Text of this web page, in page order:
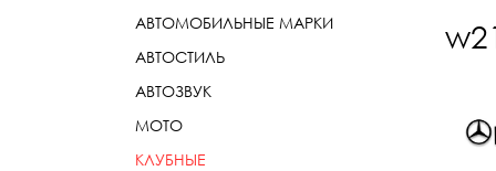
АВТОМОБИЛЬНЫЕ МАРКИ
АВТОСТИЛЬ
АВТОЗВУК
МОТО
КЛУБНЫЕ